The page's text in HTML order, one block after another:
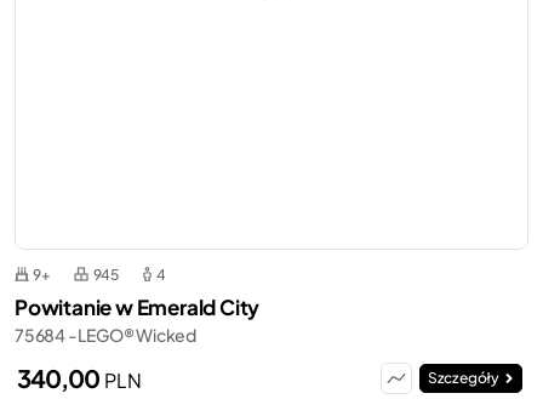
9+ 945 4
Powitanie w Emerald City
75684 - LEGO® Wicked
340,00 PLN Szczegóły